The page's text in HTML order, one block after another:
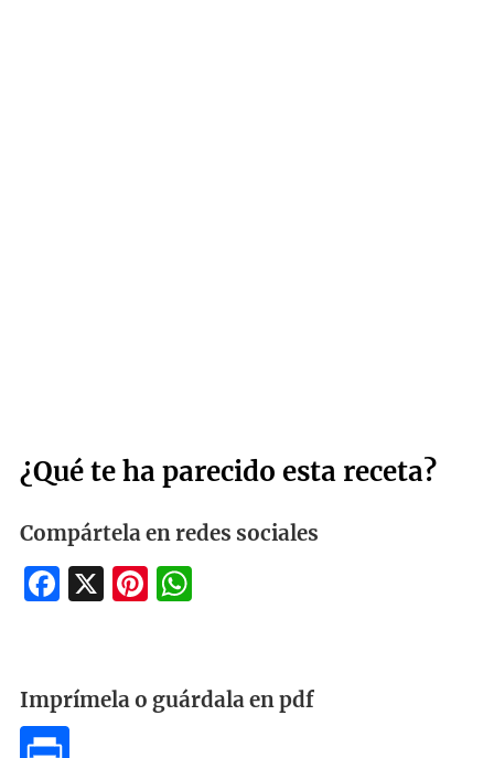
¿Qué te ha parecido esta receta?
Compártela en redes sociales
Facebook
X Pinterest
WhatsApp
Imprímela o guárdala en pdf